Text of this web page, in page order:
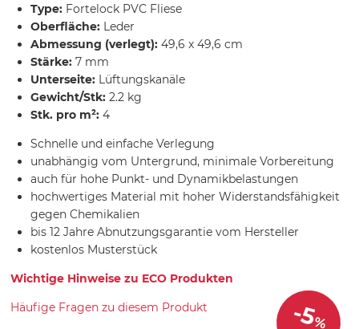
Type: Fortelock PVC Fliese
Oberfläche: Leder
Abmessung (verlegt): 49,6 x 49,6 cm
Stärke: 7 mm
Unterseite: Lüftungskanäle
Gewicht/Stk: 2.2 kg
Stk. pro m²: 4
Schnelle und einfache Verlegung
unabhängig vom Untergrund, minimale Vorbereitung
auch für hohe Punkt- und Dynamikbelastungen
hochwertiges Material mit hoher Widerstandsfähigkeit
gegen Chemikalien
bis 12 Jahre Abnutzungsgarantie vom Hersteller
kostenlos Musterstück
Wichtige Hinweise zu ECO Produkten
Häufige Fragen zu diesem Produkt
-5%